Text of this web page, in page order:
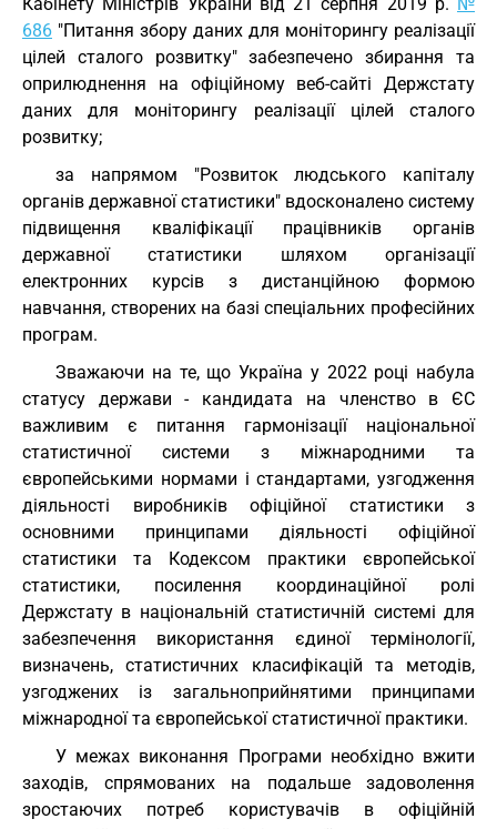
686 "Питання збору даних для моніторингу реалізації
цілей сталого розвитку" забезпечено збирання та
оприлюднення на офіційному веб-сайті Держстату
даних для моніторингу реалізації цілей сталого
розвитку;
за напрямом "Розвиток людського капіталу
органів державної статистики" вдосконалено систему
підвищення кваліфікації працівників органів
державної статистики шляхом організації
електронних курсів з дистанційною формою
навчання, створених на базі спеціальних професійних
програм.
Зважаючи на те, що Україна у 2022 році набула
статусу держави - кандидата на членство в ЄС
важливим є питання гармонізації національної
статистичної системи з міжнародними та
європейськими нормами і стандартами, узгодження
діяльності виробників офіційної статистики з
основними принципами діяльності офіційної
статистики та Кодексом практики європейської
статистики, посилення координаційної ролі
Держстату в національній статистичній системі для
забезпечення використання єдиної термінології,
визначень, статистичних класифікацій та методів,
узгоджених із загальноприйнятими принципами
міжнародної та європейської статистичної практики.
У межах виконання Програми необхідно вжити
заходів, спрямованих на подальше задоволення
зростаючих потреб користувачів в офіційній